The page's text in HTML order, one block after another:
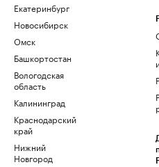
Екатеринбург
Новосибирск
Омск
Башкортостан
Вологодская
область
Калининград
Краснодарский
край
Нижний
Новгород